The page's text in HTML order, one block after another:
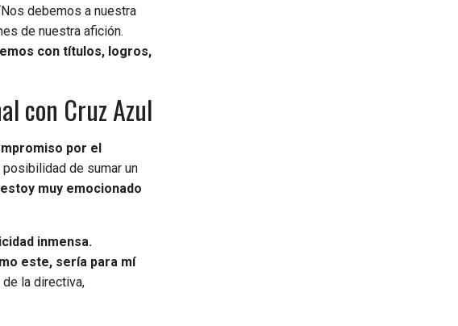
debemos a nuestra
de nuestra afición.
con títulos, logros,
con Cruz Azul
por el
de sumar un
muy emocionado
inmensa.
este, sería para mí
de la directiva,